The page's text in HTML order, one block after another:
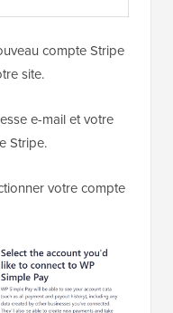
compte Stripe
site.
e-mail et votre
Stripe.
votre compte